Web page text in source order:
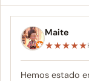
Maite
★★★★★
Hemos estado